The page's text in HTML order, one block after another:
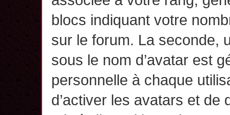
blocs indiquant votre
sur le forum. La seconde,
sous le nom d’avatar est
personnelle à chaque
d’activer les avatars et de